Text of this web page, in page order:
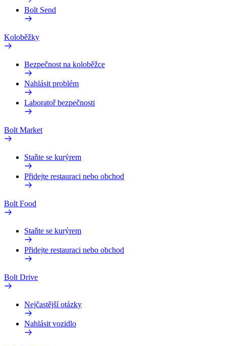
Bolt Send
Koloběžky
Bezpečnost na koloběžce
Nahlásit problém
Laboratoř bezpečnosti
Bolt Market
Staňte se kurýrem
Přidejte restauraci nebo obchod
Bolt Food
Staňte se kurýrem
Přidejte restauraci nebo obchod
Bolt Drive
Nejčastější otázky
Nahlásit vozidlo